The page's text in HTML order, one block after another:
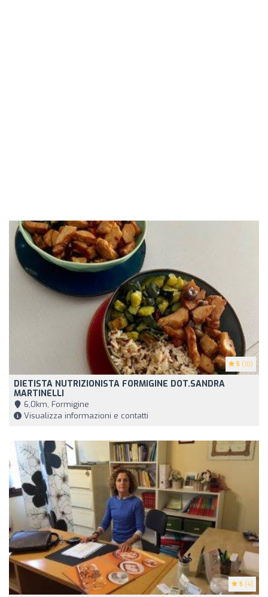
5 (10)
DIETISTA NUTRIZIONISTA FORMIGINE DOT.SANDRA
MARTINELLI
6,0km, Formigine
Visualizza informazioni e contatti
5 (4)